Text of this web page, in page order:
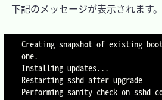
下記のメッセージが表示されます。
Creating snapshot of existing
one.
Installing updates...
Restarting sshd after upgrade
Performing sanity check on sshd